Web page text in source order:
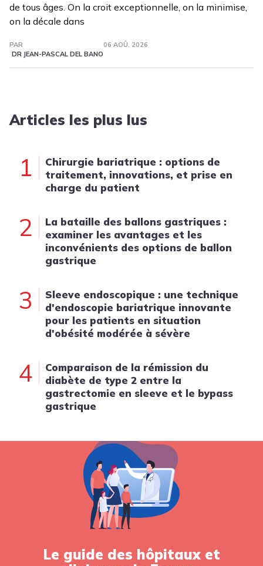
de tous âges. On la croit exceptionnelle, on la minimise,
on la décale dans
PAR
DR JEAN-PASCAL DEL BANO
06 AOÛ. 2026
Articles les plus lus
1
Chirurgie bariatrique : options de
traitement, innovations, et prise en
charge du patient
2
La bataille des ballons gastriques :
examiner les avantages et les
inconvénients des options de ballon
gastrique
3
Sleeve endoscopique : une technique
d'endoscopie bariatrique innovante
pour les patients en situation
d'obésité modérée à sévère
4
Comparaison de la rémission du
diabète de type 2 entre la
gastrectomie en sleeve et le bypass
gastrique
Le guide des hôpitaux et